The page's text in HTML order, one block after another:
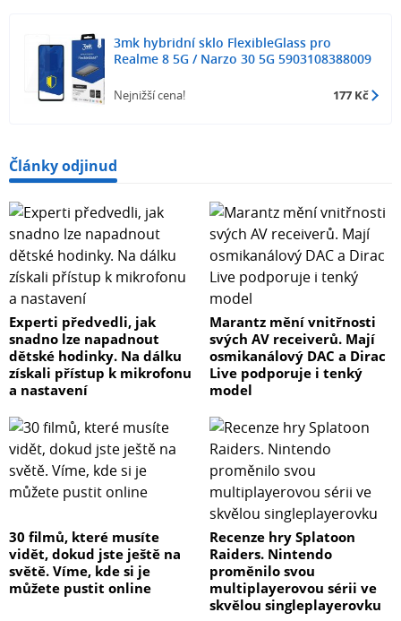
3mk hybridní sklo FlexibleGlass pro
Realme 8 5G / Narzo 30 5G 5903108388009
Nejnižší cena! 177 Kč
Články odjinud
Experti předvedli, jak
snadno lze napadnout
dětské hodinky. Na dálku
získali přístup k mikrofonu
a nastavení
Marantz mění vnitřnosti
svých AV receiverů. Mají
osmikanálový DAC a Dirac
Live podporuje i tenký
model
30 filmů, které musíte
vidět, dokud jste ještě na
světě. Víme, kde si je
můžete pustit online
Recenze hry Splatoon
Raiders. Nintendo
proměnilo svou
multiplayerovou sérii ve
skvělou singleplayerovku